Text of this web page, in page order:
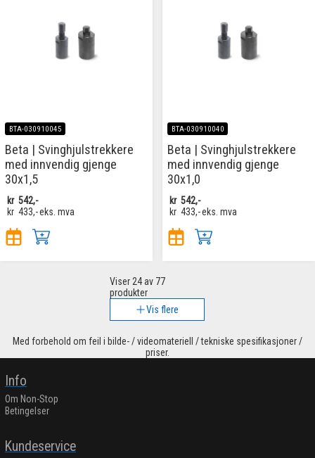
BTA-030910045
Beta | Svinghjulstrekkere
med innvendig gjenge
30x1,5
kr 542,-
kr 433,-eks. mva
BTA-030910040
Beta | Svinghjulstrekkere
med innvendig gjenge
30x1,0
kr 542,-
kr 433,-eks. mva
Viser 24av 77
produkter
Vis flere
Med forbehold om feil i bilde- / videomateriell / tekniske spesifikasjoner /
priser.
Info
Om Non-Stop
Betingelser
Kundeservice